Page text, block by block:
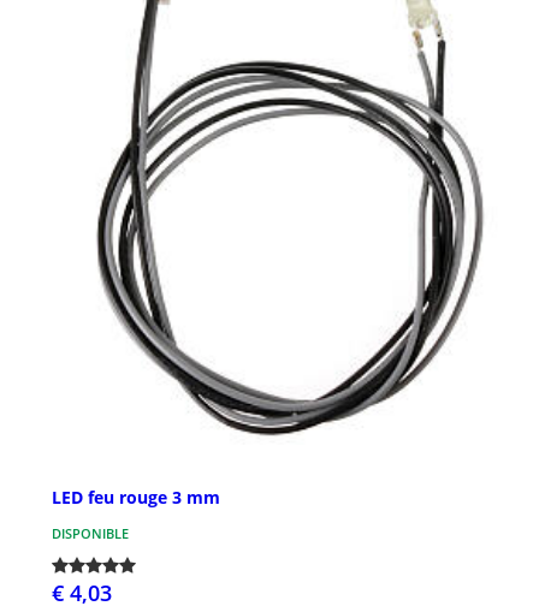
LED feu rouge 3 mm
DISPONIBLE
€ 4,03